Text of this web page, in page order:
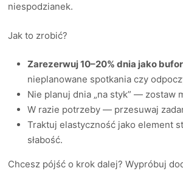
niespodzianek.
Jak to zrobić?
Zarezerwuj 10–20% dnia jako bufor
nieplanowane spotkania czy
Nie planuj dnia „na styk” — zostaw
W razie potrzeby — przesuwaj
Traktuj elastyczność jako element
słabość.
Chcesz pójść o krok dalej? Wypróbuj